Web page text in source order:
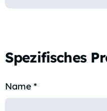
Spezifisches
Name *